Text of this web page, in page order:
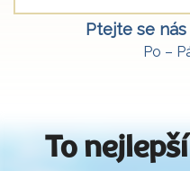
Ptejte se nás
Po –
To